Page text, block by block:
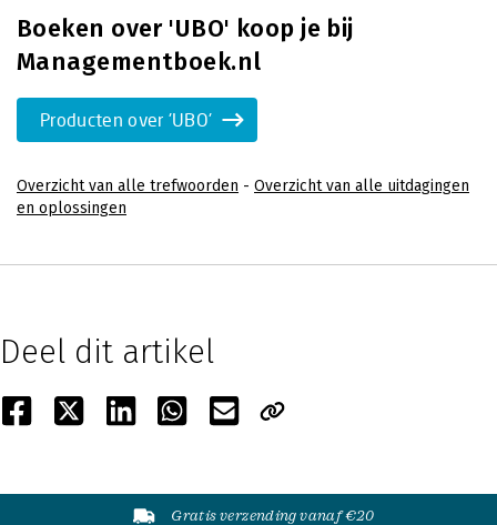
Boeken over 'UBO' koop je bij
Managementboek.nl
Producten over 'UBO'
Overzicht van alle trefwoorden - Overzicht van alle uitdagingen
en oplossingen
Deel dit artikel
Gratis verzending vanaf €20